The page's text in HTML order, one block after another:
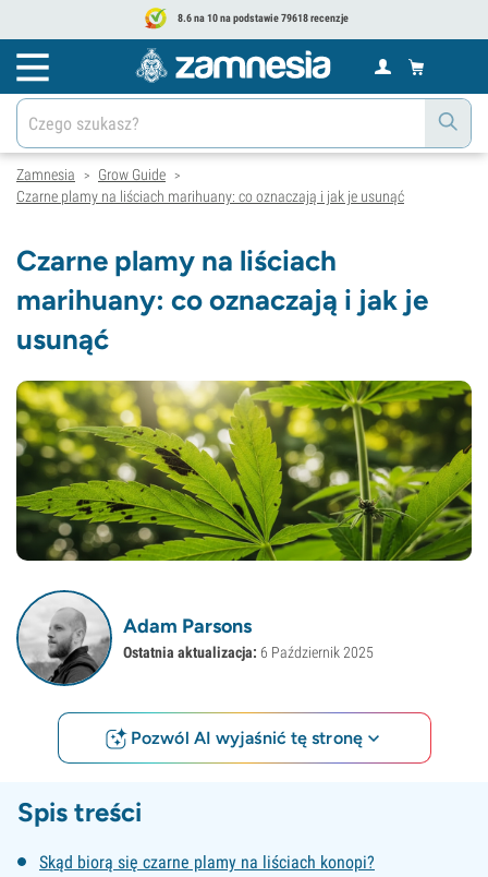
8.6 na 10 na podstawie 79618 recenzje
Zamnesia > Grow Guide >
Czarne plamy na liściach marihuany: co oznaczają i jak je usunąć
Czarne plamy na liściach
marihuany: co oznaczają i jak je
usunąć
Adam Parsons
Ostatnia aktualizacja: 6 Październik 2025
Pozwól AI wyjaśnić tę stronę
Spis treści
Skąd biorą się czarne plamy na liściach konopi?